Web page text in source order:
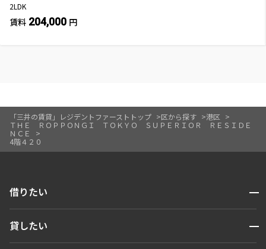
「三井の賃貸」レジデントファーストトップ 区から探す
港区
ＴＨＥ ＲＯＰＰＯＮＧＩ ＴＯＫＹＯ ＳＵＰＥＲＩＯＲ ＲＥＳＩＤＥ
ＮＣＥ
4階４２０
2LDK
賃料 204,000 円
借りたい 開閉
人気エリアから探す
貸したい 開閉